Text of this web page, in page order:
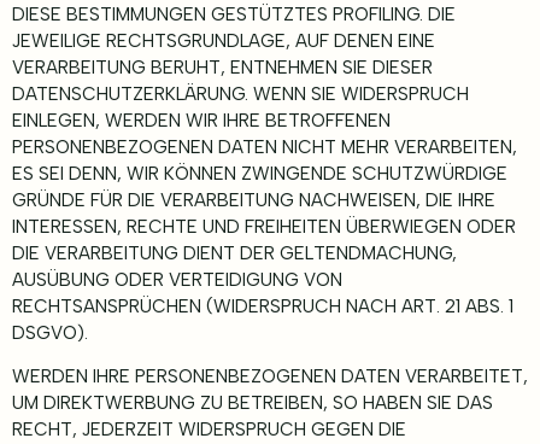
DIESE BESTIMMUNGEN GESTÜTZTES PROFILING. DIE
JEWEILIGE RECHTSGRUNDLAGE, AUF DENEN EINE
VERARBEITUNG BERUHT, ENTNEHMEN SIE DIESER
DATENSCHUTZERKLÄRUNG. WENN SIE WIDERSPRUCH
EINLEGEN, WERDEN WIR IHRE BETROFFENEN
PERSONENBEZOGENEN DATEN NICHT MEHR VERARBEITEN,
ES SEI DENN, WIR KÖNNEN ZWINGENDE SCHUTZWÜRDIGE
GRÜNDE FÜR DIE VERARBEITUNG NACHWEISEN, DIE IHRE
INTERESSEN, RECHTE UND FREIHEITEN ÜBERWIEGEN ODER
DIE VERARBEITUNG DIENT DER GELTENDMACHUNG,
AUSÜBUNG ODER VERTEIDIGUNG VON
RECHTSANSPRÜCHEN (WIDERSPRUCH NACH ART. 21 ABS. 1
DSGVO).
WERDEN IHRE PERSONENBEZOGENEN DATEN VERARBEITET,
UM DIREKTWERBUNG ZU BETREIBEN, SO HABEN SIE DAS
RECHT, JEDERZEIT WIDERSPRUCH GEGEN DIE